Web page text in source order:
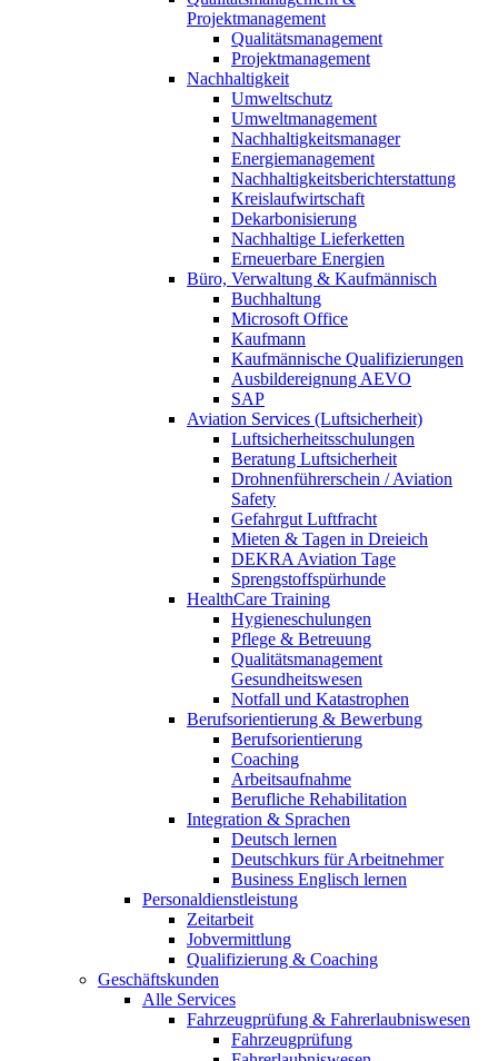
Projektmanagement
Qualitätsmanagement
Projektmanagement
Nachhaltigkeit
Umweltschutz
Umweltmanagement
Nachhaltigkeitsmanager
Energiemanagement
Nachhaltigkeitsberichterstattung
Kreislaufwirtschaft
Dekarbonisierung
Nachhaltige Lieferketten
Erneuerbare Energien
Büro, Verwaltung & Kaufmännisch
Buchhaltung
Microsoft Office
Kaufmann
Kaufmännische Qualifizierungen
Ausbildereignung AEVO
SAP
Aviation Services (Luftsicherheit)
Luftsicherheitsschulungen
Beratung Luftsicherheit
Drohnenführerschein / Aviation
Safety
Gefahrgut Luftfracht
Mieten & Tagen in Dreieich
DEKRA Aviation Tage
Sprengstoffspürhunde
HealthCare Training
Hygieneschulungen
Pflege & Betreuung
Qualitätsmanagement
Gesundheitswesen
Notfall und Katastrophen
Berufsorientierung & Bewerbung
Berufsorientierung
Coaching
Arbeitsaufnahme
Berufliche Rehabilitation
Integration & Sprachen
Deutsch lernen
Deutschkurs für Arbeitnehmer
Business Englisch lernen
Personaldienstleistung
Zeitarbeit
Jobvermittlung
Qualifizierung & Coaching
Geschäftskunden
Alle Services
Fahrzeugprüfung & Fahrerlaubniswesen
Fahrzeugprüfung